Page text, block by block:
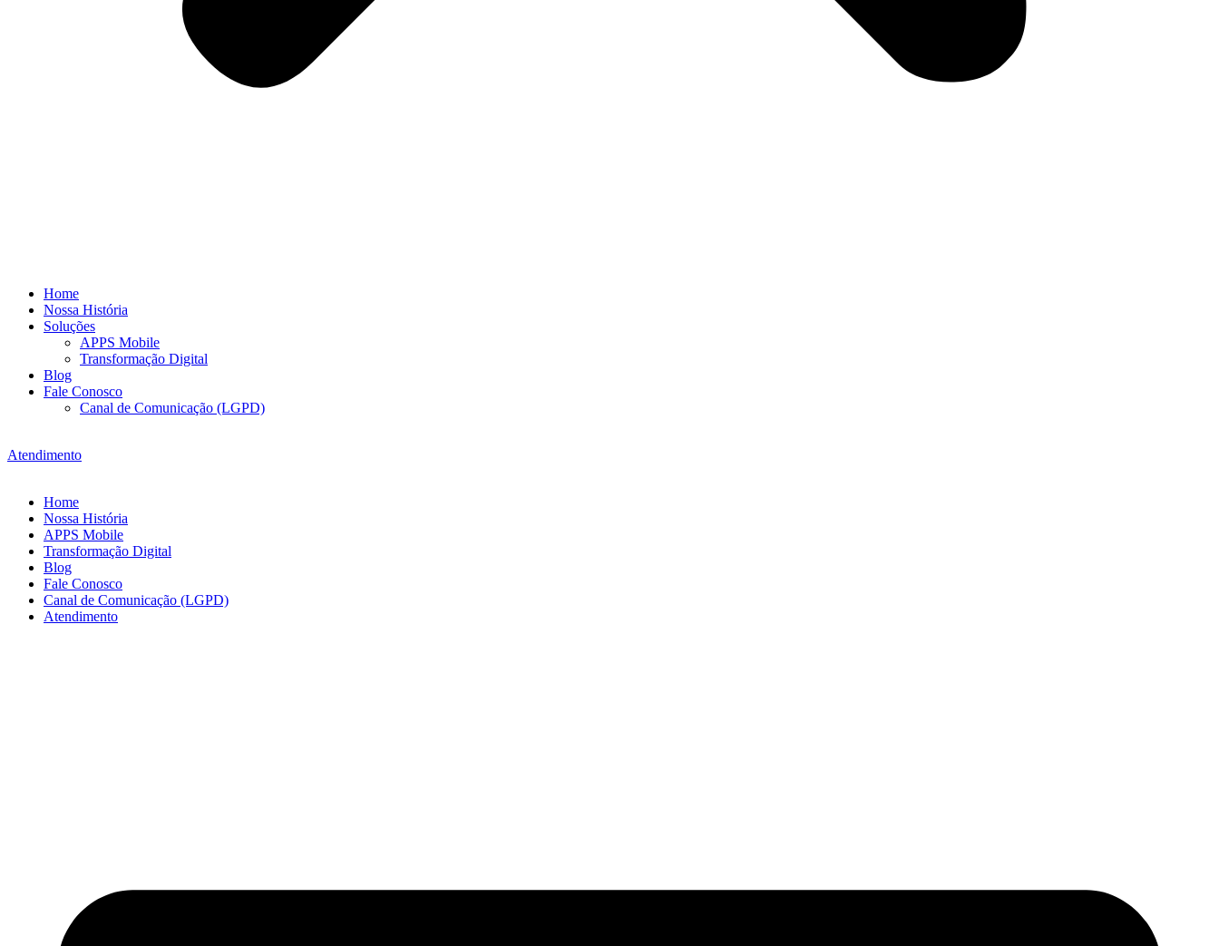
Home
Nossa História
Soluções
APPS Mobile
Transformação Digital
Blog
Fale Conosco
Canal de Comunicação (LGPD)
Atendimento
Home
Nossa História
APPS Mobile
Transformação Digital
Blog
Fale Conosco
Canal de Comunicação (LGPD)
Atendimento